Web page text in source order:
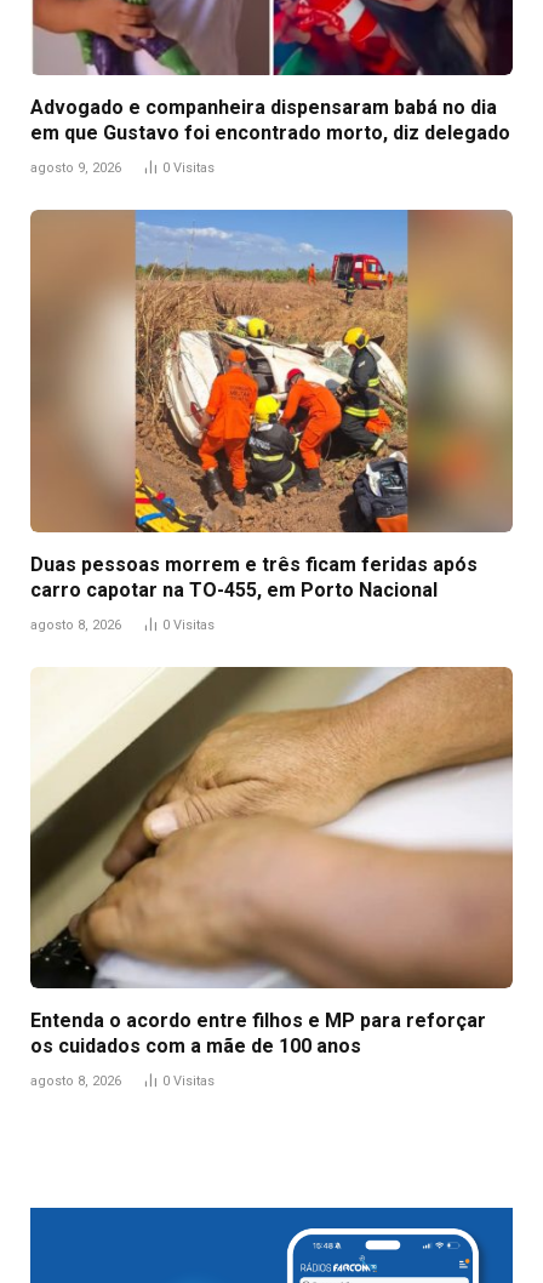
Advogado e companheira dispensaram babá no dia
em que Gustavo foi encontrado morto, diz delegado
agosto 9, 2026 0 Visitas
Duas pessoas morrem e três ficam feridas após
carro capotar na TO-455, em Porto Nacional
agosto 8, 2026 0 Visitas
Entenda o acordo entre filhos e MP para reforçar
os cuidados com a mãe de 100 anos
agosto 8, 2026 0 Visitas